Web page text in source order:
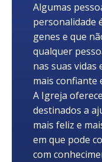
Algumas
personalidade
genes e que
qualquer
nas suas vidas
mais confiante
A Igreja
destinados a
mais feliz e
em que pode
com